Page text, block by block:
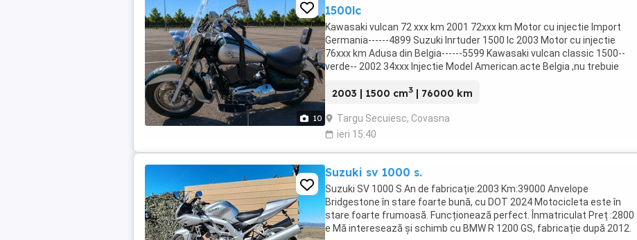
10
1500lc
Kawasaki vulcan 72 xxx km 2001 72xxx km Motor cu injectie Import
Germania------4899 Suzuki Inrtuder 1500 lc 2003 Motor cu injectie
76xxx km Adusa din Belgia------5599 Kawasaki vulcan classic 1500--
verde-- 2002 34xxx Injectie Model American.acte Belgia ,nu trebuie
2003 | 1500 cm3 | 76000 km
Targu Secuiesc, Covasna
ieri 15:40
Suzuki sv 1000 s.
Suzuki SV 1000 S An de fabricație:2003 Km:39000 Anvelope
Bridgestone în stare foarte bună, cu DOT 2024 Motocicleta este în
stare foarte frumoasă. Funcționează perfect. Înmatriculat Preț :2800
e Mă interesează și schimb cu BMW R 1200 GS, fabricație după 2012.